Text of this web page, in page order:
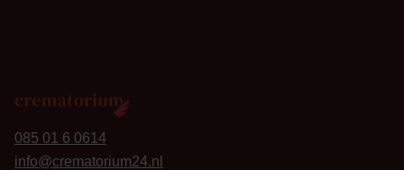
085 01 6 0614
info@crematorium24.nl